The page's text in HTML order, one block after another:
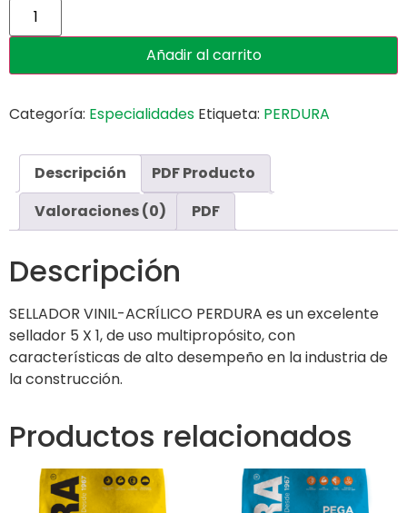
Añadir al carrito
Categoría: Especialidades Etiqueta: PERDURA
Descripción
PDF Producto
Valoraciones (0)
PDF
Descripción
SELLADOR VINIL-ACRÍLICO PERDURA es un excelente
sellador 5 X 1, de uso multipropósito, con
características de alto desempeño en la industria de
la construcción.
Productos relacionados